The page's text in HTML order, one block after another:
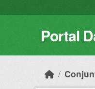
Portal